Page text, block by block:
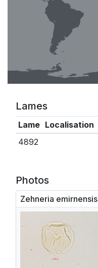
Lames
Lame Localisation
4892
Photos
Zehneria emirnensis